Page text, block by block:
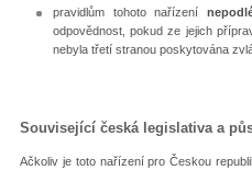
pravidlům tohoto nařízení
odpovědnost, pokud ze jejich
nebyla třetí stranou poskytována
Související česká legislativa a
Ačkoliv je toto nařízení pro Českou